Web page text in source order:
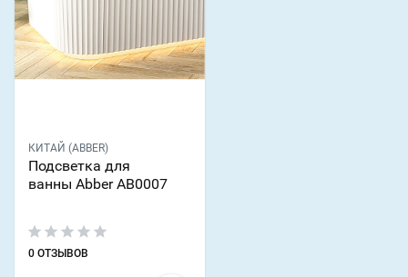
КИТАЙ (ABBER)
Подсветка для
ванны Abber AB0007
0 ОТЗЫВОВ